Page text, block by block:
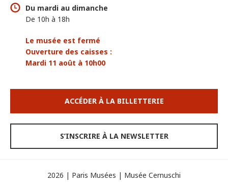
Du mardi au dimanche
De 10h à 18h
Le musée est fermé
Ouverture des caisses :
Mardi 11 août à 10h00
ACCÉDER À LA BILLETTERIE
S’INSCRIRE À LA NEWSLETTER
2026 | Paris Musées | Musée Cernuschi